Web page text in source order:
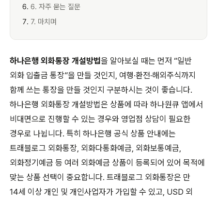
6. 자주 묻는 질문
7. 마치며
하나은행 외화통장 개설방법을 알아보실 때는 먼저 “일반
외화 입출금 통장”을 만들 것인지, 여행·환전·해외주식까지
함께 쓰는 통장을 만들 것인지 구분하시는 것이 좋습니다.
하나은행 외화통장 개설방법은 상품에 따라 하나원큐 앱에서
비대면으로 진행할 수 있는 경우와 영업점 상담이 필요한
경우로 나뉩니다. 특히 하나은행 공식 상품 안내에는
트래블로그 외화통장, 외화다통화예금, 외화보통예금,
외화정기예금 등 여러 외화예금 상품이 등록되어 있어 목적에
맞는 상품 선택이 중요합니다. 트래블로그 외화통장은 만
14세 이상 개인 및 개인사업자가 가입할 수 있고, USD 외